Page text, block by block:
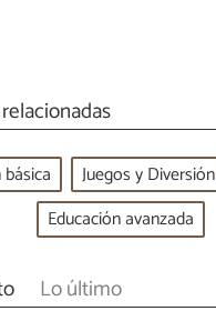
Juegos y Diversión
Educación avanzada
Lo último